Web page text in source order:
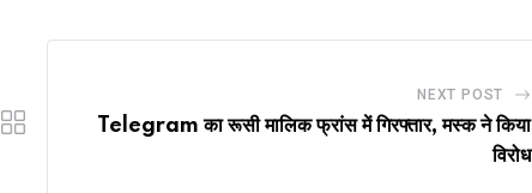
NEXT POST
Telegram का रूसी मालिक फ्रांस में गिरफ्तार, मस्क ने किया
विरोध